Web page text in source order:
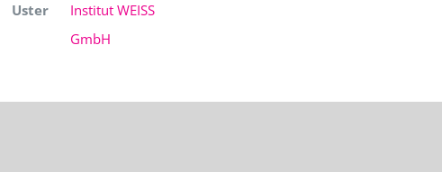
Uster
Institut WEISS
GmbH